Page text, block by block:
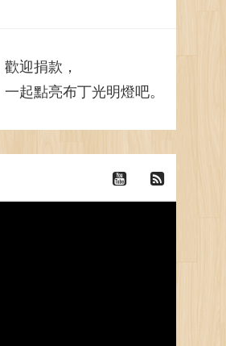
歡迎捐款，
一起點亮布丁光明燈吧。